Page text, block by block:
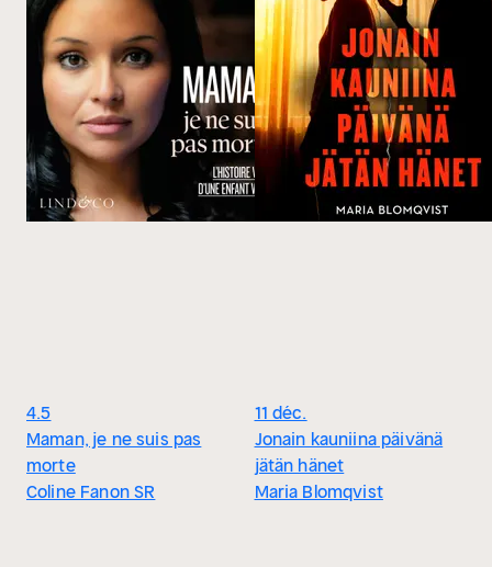
4.5
Maman, je ne suis pas
morte
Coline Fanon SR
11 déc.
Jonain kauniina päivänä
jätän hänet
Maria Blomqvist